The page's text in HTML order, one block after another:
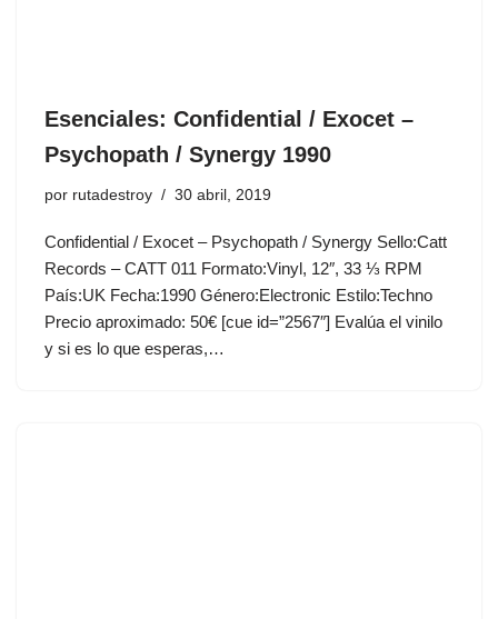
Esenciales: Confidential / Exocet ‎–
Psychopath / Synergy 1990
por rutadestroy 30 abril, 2019
Confidential / Exocet ‎– Psychopath / Synergy Sello:Catt
Records ‎– CATT 011 Formato:Vinyl, 12″, 33 ⅓ RPM
País:UK Fecha:1990 Género:Electronic Estilo:Techno
Precio aproximado: 50€ [cue id=”2567″] Evalúa el vinilo
y si es lo que esperas,…